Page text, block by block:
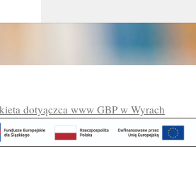
dotyączca www GBP w Wyrach